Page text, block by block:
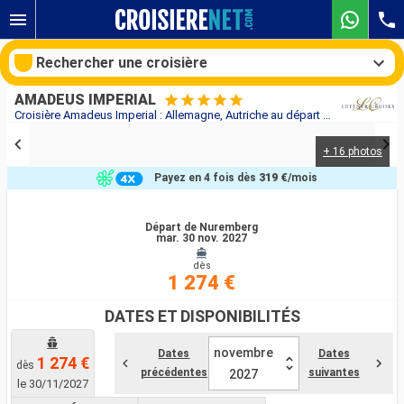
Croisière Amadeus Imperial : Allemagne, Autriche au départ de Nuremberg
AMADEUS IMPERIAL
+ 16 photos
Départ de Nuremberg
mar. 30 nov. 2027
dès
1 274 €
Payez en 4 fois dès 319 €/mois
DATES ET DISPONIBILITÉS
dès 1 274 €
le 30/11/2027
Dates
précédentes
novembre
2027
Dates
suivantes
Rechercher une croisière
Compagnies
Rechercher